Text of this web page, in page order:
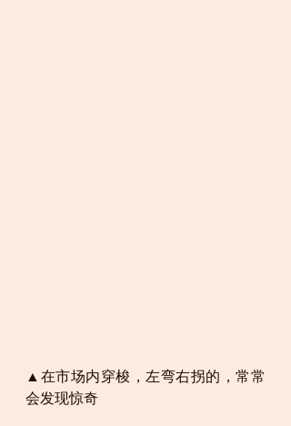
▲在市场内穿梭，左弯右拐的，常常
会发现惊奇